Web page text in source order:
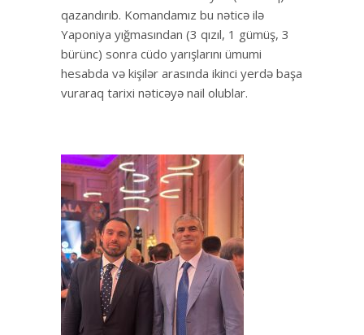
qazandırıb. Komandamız bu nəticə ilə
Yaponiya yığmasından (3 qızıl, 1 gümüş, 3
bürünc) sonra cüdo yarışlarını ümumi
hesabda və kişilər arasında ikinci yerdə başa
vuraraq tarixi nəticəyə nail olublar.